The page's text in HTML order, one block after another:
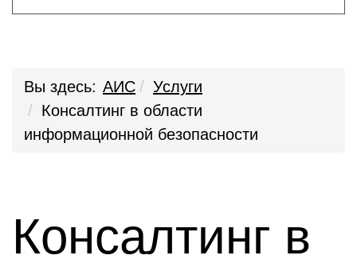
Вы здесь: АИС
Услуги
Консалтинг в области
информационной безопасности
Консалтинг в